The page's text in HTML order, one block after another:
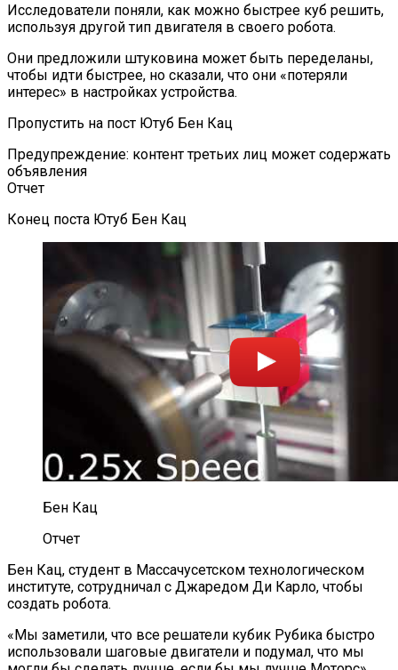
Исследователи поняли, как можно быстрее куб решить,
используя другой тип двигателя в своего робота.
Они предложили штуковина может быть переделаны,
чтобы идти быстрее, но сказали, что они «потеряли
интерес» в настройках устройства.
Пропустить на пост Ютуб Бен Кац
Предупреждение: контент третьих лиц может содержать
объявления
Отчет
Конец поста Ютуб Бен Кац
Бен Кац
Отчет
Бен Кац, студент в Массачусетском технологическом
институте, сотрудничал с Джаредом Ди Карло, чтобы
создать робота.
«Мы заметили, что все решатели кубик Рубика быстро
использовали шаговые двигатели и подумал, что мы